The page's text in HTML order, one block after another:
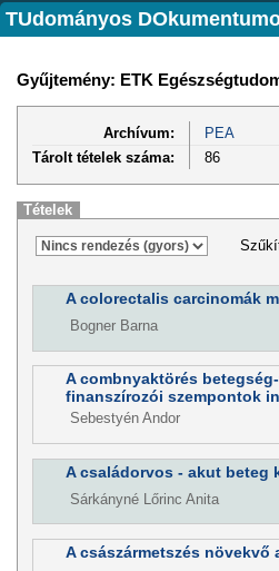
TUdományos
Gyűjtemény: ETK
Archívum:
PEA
Tárolt tételek száma:
86
Tételek
A colorectalis carcinomák
Bogner Barna
A combnyaktörés
finanszírozói szempontok
Sebestyén Andor
A családorvos - akut beteg
Sárkányné Lőrinc Anita
A császármetszés növekvő